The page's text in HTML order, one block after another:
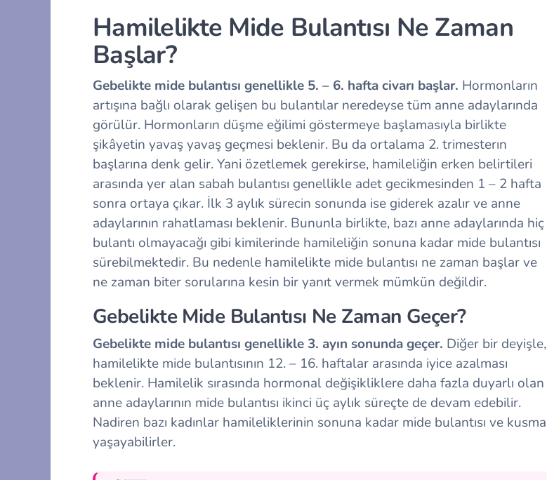
Hamilelikte Mide Bulantısı Ne Zaman
Başlar?
Gebelikte mide bulantısı genellikle 5. – 6. hafta civarı başlar. Hormonların
artışına bağlı olarak gelişen bu bulantılar neredeyse tüm anne adaylarında
görülür. Hormonların düşme eğilimi göstermeye başlamasıyla birlikte
şikâyetin yavaş yavaş geçmesi beklenir. Bu da ortalama 2. trimesterın
başlarına denk gelir. Yani özetlemek gerekirse, hamileliğin erken belirtileri
arasında yer alan sabah bulantısı genellikle adet gecikmesinden 1 – 2 hafta
sonra ortaya çıkar. İlk 3 aylık sürecin sonunda ise giderek azalır ve anne
adaylarının rahatlaması beklenir. Bununla birlikte, bazı anne adaylarında hiç
bulantı olmayacağı gibi kimilerinde hamileliğin sonuna kadar mide bulantısı
sürebilmektedir. Bu nedenle hamilelikte mide bulantısı ne zaman başlarve
ne zaman biter sorularına kesin bir yanıt vermek mümkün değildir.
Gebelikte Mide Bulantısı Ne Zaman Geçer?
Gebelikte mide bulantısı genellikle 3. ayın sonunda geçer. Diğer bir deyişle,
hamilelikte mide bulantısının 12. – 16. haftalar arasında iyice azalması
beklenir. Hamilelik sırasında hormonal değişikliklere daha fazla duyarlı olan
anne adaylarının mide bulantısı ikinci üç aylık süreçte de devam edebilir.
Nadiren bazı kadınlar hamileliklerinin sonuna kadar mide bulantısı ve kusma
yaşayabilirler.